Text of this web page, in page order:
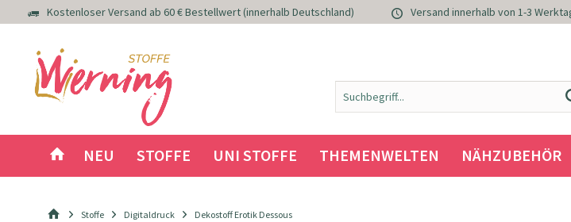
Kostenloser Versand ab 60 € Bestellwert (innerhalb Deutschland) Versand innerhalb von 1-3
NEU STOFFE UNI STOFFE THEMENWELTEN NÄHZUBEHÖR
Stoffe Digitaldruck Dekostoff Erotik Dessous